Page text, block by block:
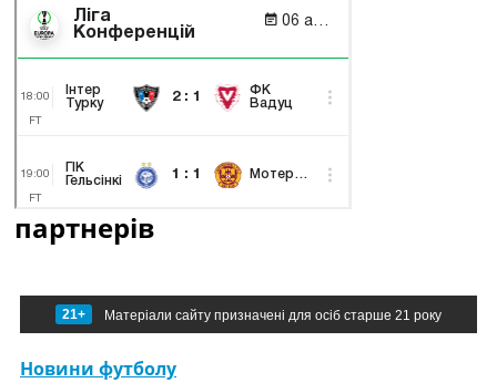
партнерів
21+ Матеріали сайту призначені для осіб старше 21 року
Новини футболу